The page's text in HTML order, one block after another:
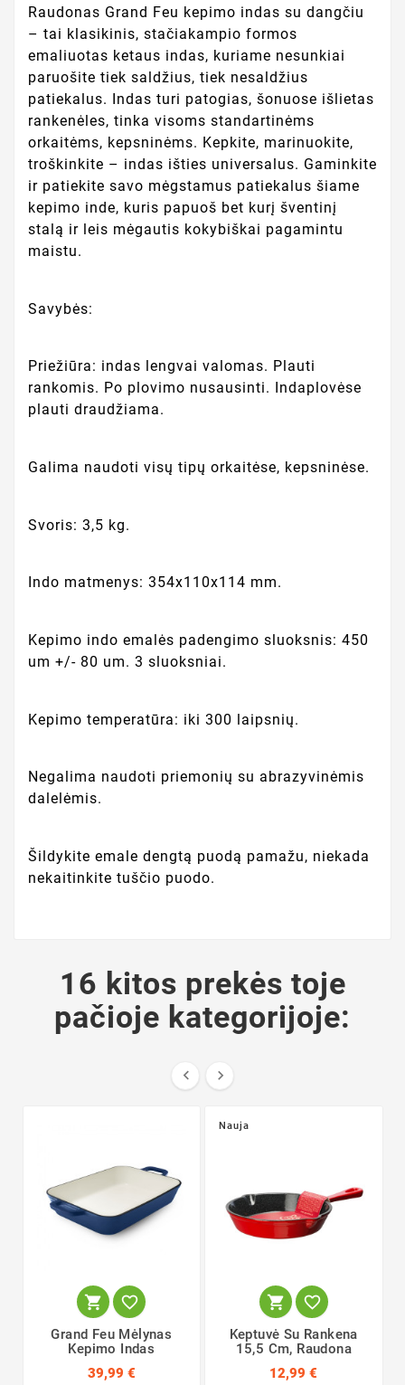
Raudonas Grand Feu kepimo indas su dangčiu
– tai klasikinis, stačiakampio formos
emaliuotas ketaus indas, kuriame nesunkiai
paruošite tiek saldžius, tiek nesaldžius
patiekalus. Indas turi patogias, šonuose išlietas
rankenėles, tinka visoms standartinėms
orkaitėms, kepsninėms. Kepkite, marinuokite,
troškinkite – indas išties universalus. Gaminkite
ir patiekite savo mėgstamus patiekalus šiame
kepimo inde, kuris papuoš bet kurį šventinį
stalą ir leis mėgautis kokybiškai pagamintu
maistu.
Savybės:
Priežiūra: indas lengvai valomas. Plauti
rankomis. Po plovimo nusausinti. Indaplovėse
plauti draudžiama.
Galima naudoti visų tipų orkaitėse, kepsninėse.
Svoris: 3,5 kg.
Indo matmenys: 354x110x114 mm.
Kepimo indo emalės padengimo sluoksnis: 450
um +/- 80 um. 3 sluoksniai.
Kepimo temperatūra: iki 300 laipsnių.
Negalima naudoti priemonių su abrazyvinėmis
dalelėmis.
Šildykite emale dengtą puodą pamažu, niekada
nekaitinkite tuščio puodo.
16 kitos prekės toje
pačioje kategorijoje:
 
 
Grand Feu Mėlynas
Kepimo Indas
39,99 €
Nauja
 
Keptuvė Su Rankena
15,5 Cm, Raudona
12,99 €